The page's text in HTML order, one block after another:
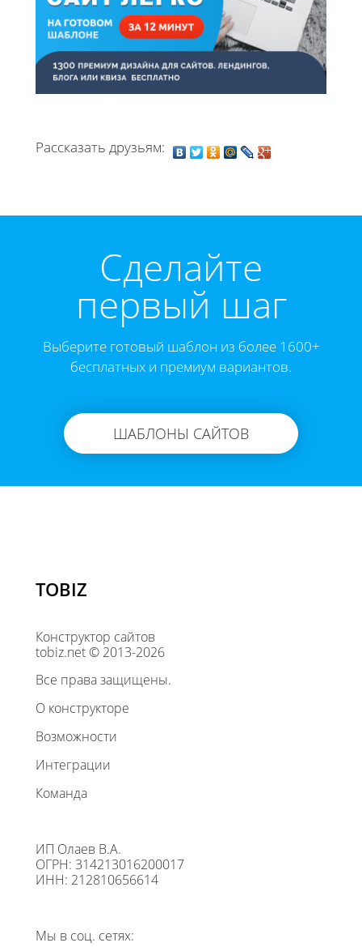
Рассказать друзьям:
Cделайте
первый шаг
Выберите готовый шаблон из более 1600+
бесплатных и премиум вариантов.
ШАБЛОНЫ САЙТОВ
TOBIZ
Конструктор сайтов
tobiz.net © 2013-2026
Все права защищены.
О конструкторе
Возможности
Интеграции
Команда
ИП Олаев В.А.
ОГРН: 314213016200017
ИНН: 212810656614
Мы в соц. сетях: